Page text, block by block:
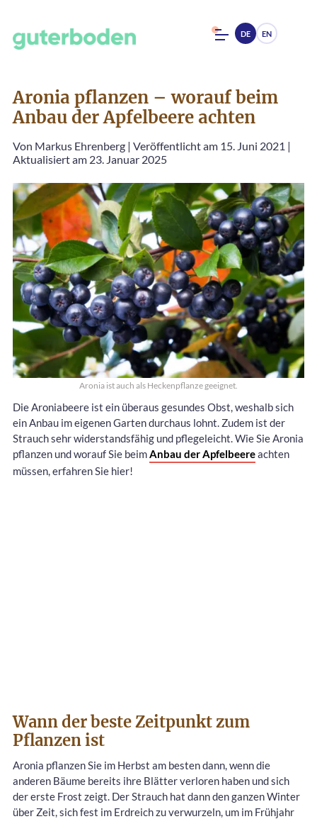
DE EN
Aronia pflanzen – worauf beim
Anbau der Apfelbeere achten
Von Markus Ehrenberg | Veröffentlicht am 15. Juni 2021 |
Aktualisiert am 23. Januar 2025
Aronia ist auch als Heckenpflanze geeignet.
Die Aroniabeere ist ein überaus gesundes Obst, weshalb sich
ein Anbau im eigenen Garten durchaus lohnt. Zudem ist der
Strauch sehr widerstandsfähig und pflegeleicht. Wie Sie Aronia
pflanzen und worauf Sie beim Anbau der Apfelbeereachten
müssen, erfahren Sie hier!
Wann der beste Zeitpunkt zum
Pflanzen ist
Aronia pflanzen Sie im Herbst am besten dann, wenn die
anderen Bäume bereits ihre Blätter verloren haben und sich
der erste Frost zeigt. Der Strauch hat dann den ganzen Winter
über Zeit, sich fest im Erdreich zu verwurzeln, um im Frühjahr